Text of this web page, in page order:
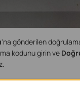
'na gönderilen
kodunu girin ve